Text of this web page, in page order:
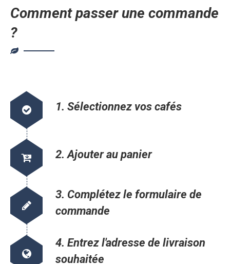
Comment passer une commande
?
1. Sélectionnez vos cafés
2. Ajouter au panier
3. Complétez le formulaire de
commande
4. Entrez l'adresse de livraison
souhaitée